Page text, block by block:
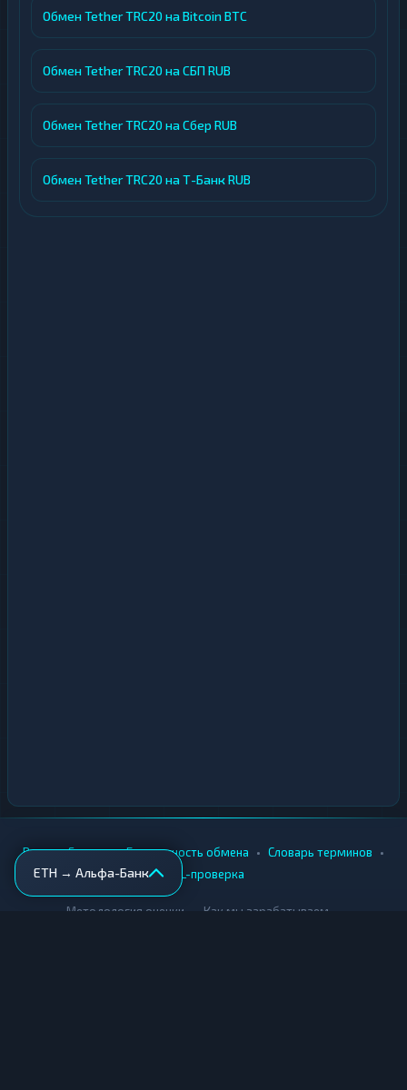
Обмен Tether TRC20 на Bitcoin BTC
Обмен Tether TRC20 на СБП RUB
Обмен Tether TRC20 на Сбер RUB
Обмен Tether TRC20 на Т-Банк RUB
ETH → Альфа-Банк
Вики • Города • Безопасность обмена • Словарь терминов •
AML-проверка
Методология оценки Как мы зарабатываем